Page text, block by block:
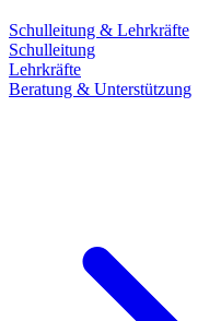
Schulleitung & Lehrkräfte
Schulleitung
Lehrkräfte
Beratung & Unterstützung